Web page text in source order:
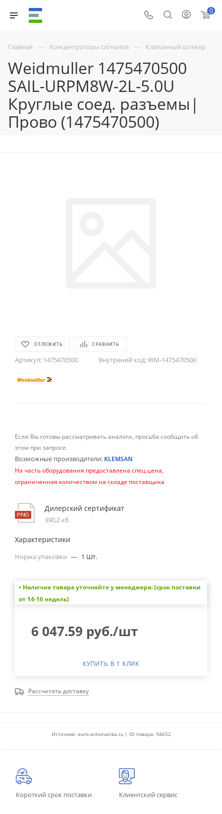
0
Главная — Концентраторы сигналов — Клапанный штекер
Weidmuller 1475470500
SAIL-URPM8W-2L-5.0U
Круглые соед. разъемы|
Прово (1475470500)
ОТЛОЖИТЬ СРАВНИТЬ
Артикул: 1475470500 Внутрений код:WM-1475470500
Если Вы готовы рассматривать аналоги, просьба сообщить об
этом при запросе.
Возможные производители: KLEMSAN
На часть оборудования предоставлена спец.цена,
ограниченная количеством на складе поставщика
Дилерский сертификат
390,2 кб
Характеристики
Норма упаковки — 1 Шт.
• Наличие товара уточняйте у менеджера: (срок поставки
от 14-16 недель)
6 047.59 руб./шт
КУПИТЬ В 1 КЛИК
Рассчитать доставку
Источник: euro-avtomatika.ru | ID товара: 94652
Короткий срок поставки Клиентский сервис